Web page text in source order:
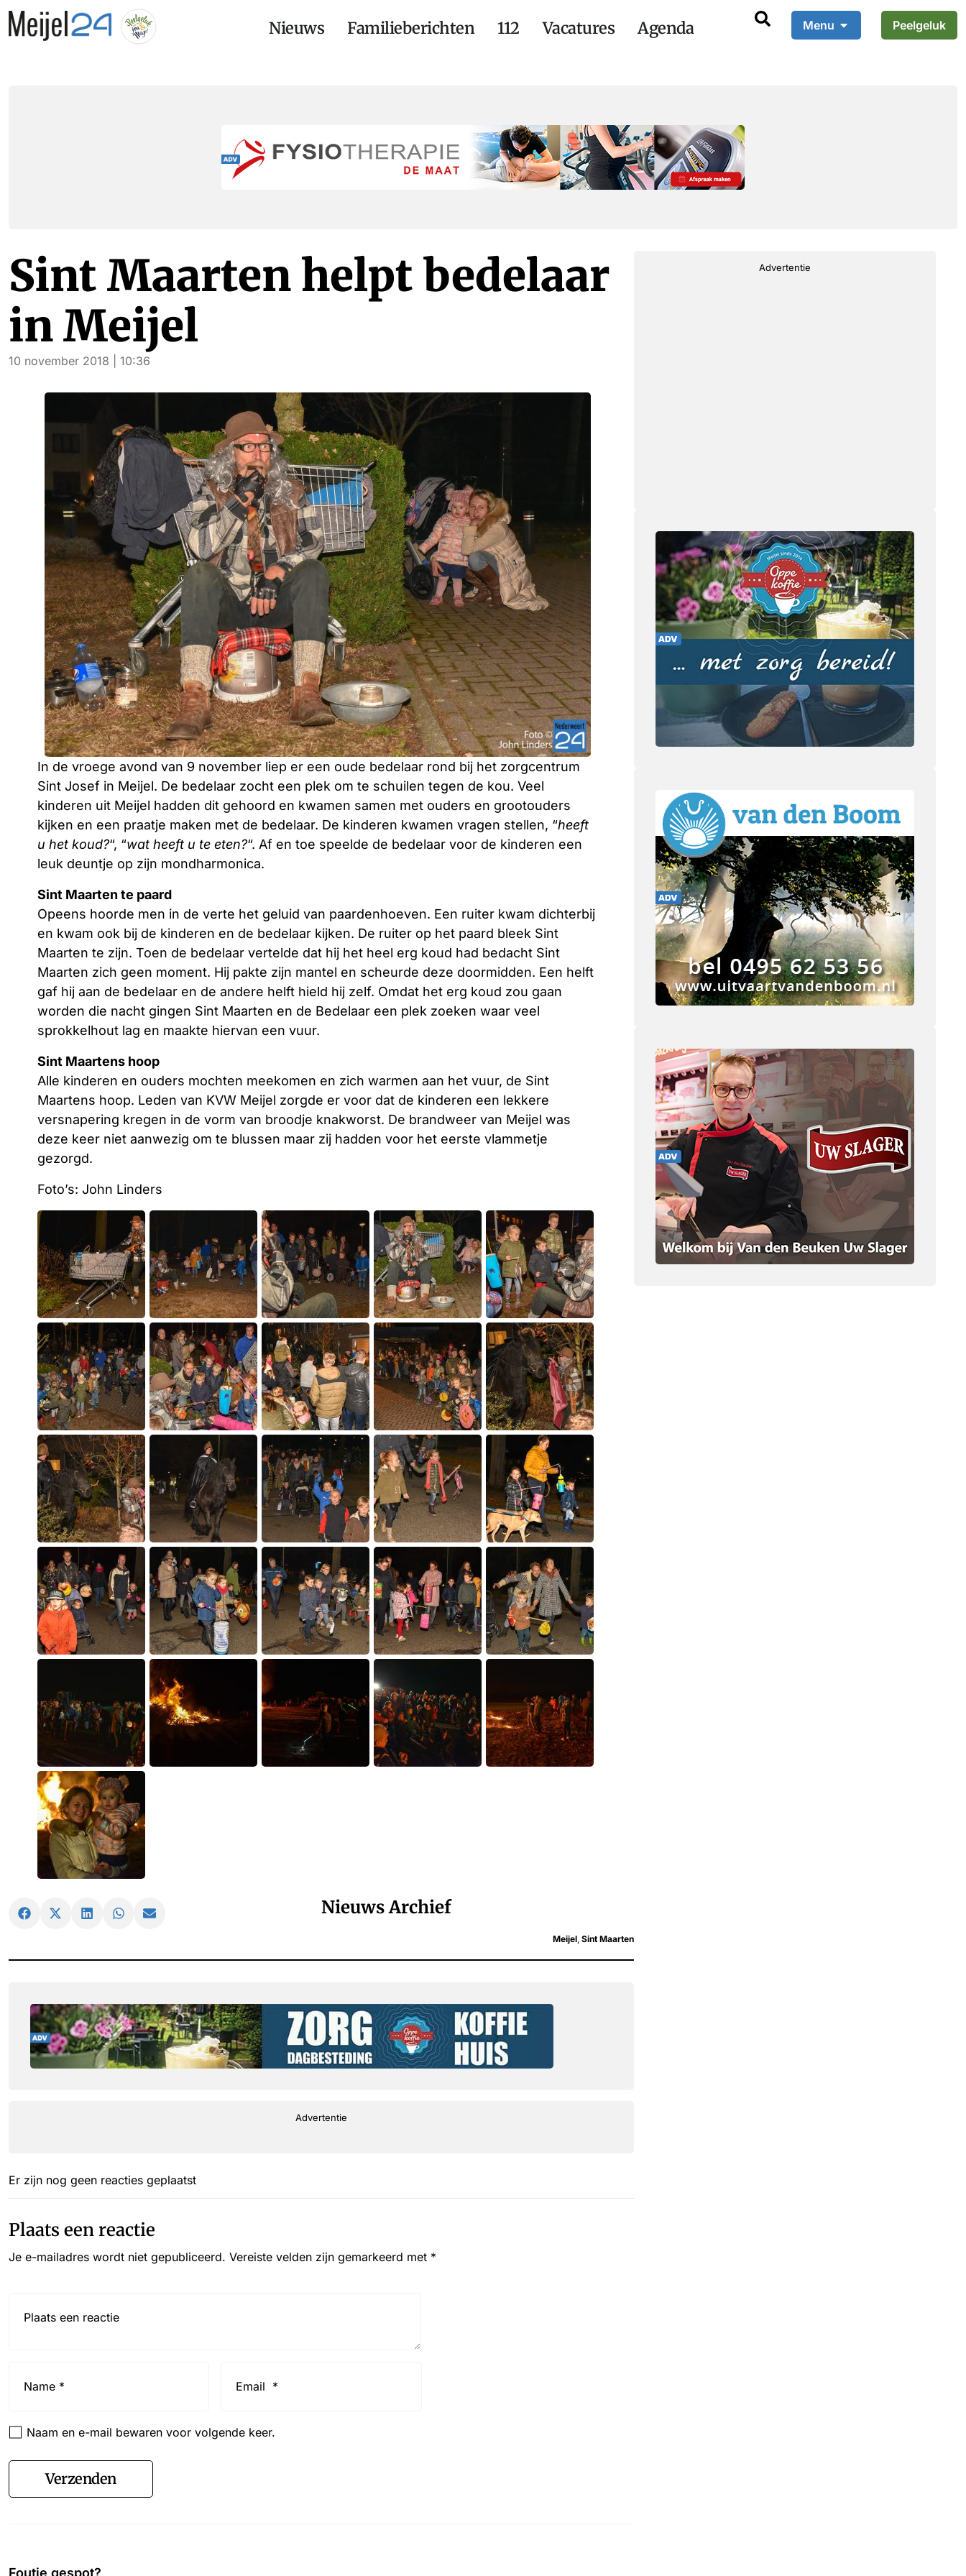
Nieuws Familieberichten 112 Vacatures Agenda Menu Peelgeluk
Sint Maarten helpt bedelaar
in Meijel
10 november 2018 | 10:36
In de vroege avond van 9 november liep er een oude bedelaar rond bij het zorgcentrum
Sint Josef in Meijel. De bedelaar zocht een plek om te schuilen tegen de kou. Veel
kinderen uit Meijel hadden dit gehoord en kwamen samen met ouders en grootouders
kijken en een praatje maken met de bedelaar. De kinderen kwamen vragen stellen, “heeft
u het koud?“, “wat heeft u te eten?“. Af en toe speelde de bedelaar voor de kinderen een
leuk deuntje op zijn mondharmonica.
Sint Maarten te paard
Opeens hoorde men in de verte het geluid van paardenhoeven. Een ruiter kwam dichterbij
en kwam ook bij de kinderen en de bedelaar kijken. De ruiter op het paard bleek Sint
Maarten te zijn. Toen de bedelaar vertelde dat hij het heel erg koud had bedacht Sint
Maarten zich geen moment. Hij pakte zijn mantel en scheurde deze doormidden. Een helft
gaf hij aan de bedelaar en de andere helft hield hij zelf. Omdat het erg koud zou gaan
worden die nacht gingen Sint Maarten en de Bedelaar een plek zoeken waar veel
sprokkelhout lag en maakte hiervan een vuur.
Sint Maartens hoop
Alle kinderen en ouders mochten meekomen en zich warmen aan het vuur, de Sint
Maartens hoop. Leden van KVW Meijel zorgde er voor dat de kinderen een lekkere
versnapering kregen in de vorm van broodje knakworst. De brandweer van Meijel was
deze keer niet aanwezig om te blussen maar zij hadden voor het eerste vlammetje
gezorgd.
Foto’s: John Linders
Nieuws Archief
Meijel Sint Maarten
Advertentie
Er zijn nog geen reacties geplaatst
Plaats een reactie
Je e-mailadres wordt niet gepubliceerd. Vereiste velden zijn gemarkeerd met *
Naam en e-mail bewaren voor volgende keer.
Verzenden
Advertentie
Foutje gespot?